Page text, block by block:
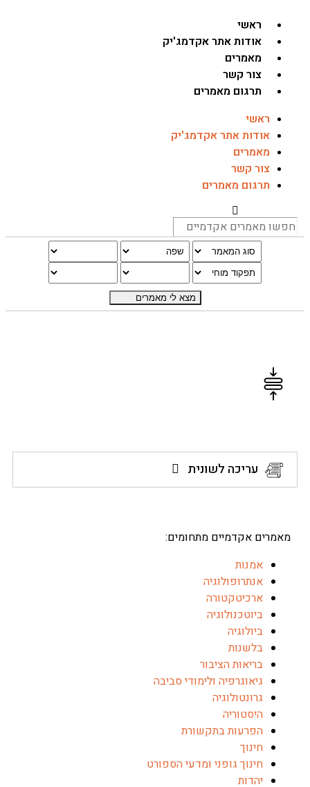
ראשי
אודות אתר אקדמג'יק
מאמרים
צור קשר
תרגום מאמרים
אודות אתר אקדמג'יק
מאמרים
צור קשר
תרגום מאמרים
עריכה לשונית
אקדמיים מתחומים:
אמנות
אנתרופולוגיה
ארכיטקטורה
ביוטכנולוגיה
ביולוגיה
בלשנות
בריאות הציבור
גיאוגרפיה ולימודי סביבה
גרונטולוגיה
היסטוריה
הפרעות בתקשורת
חינוך גופני ומדעי הספורט